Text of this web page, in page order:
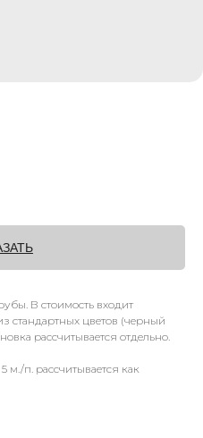
В стоимость входит
стандартных цветов (черный
рассчитывается отдельно.
м./п. рассчитывается как